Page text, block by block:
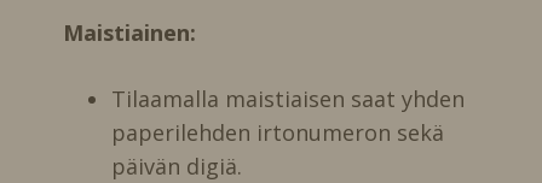
Maistiainen:
Tilaamalla maistiaisen saat yhden
paperilehden irtonumeron sekä
päivän digiä.